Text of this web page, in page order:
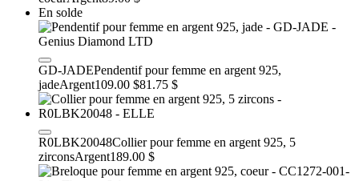
En solde
GD-JADEPendentif pour femme en argent 925,
jadeArgent109.00 $81.75 $
R0LBK20048Collier pour femme en argent 925, 5
zirconsArgent189.00 $